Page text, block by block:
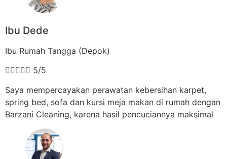
Ibu Dede
Ibu Rumah Tangga (Depok)
 5/5
Saya mempercayakan perawatan kebersihan karpet,
spring bed, sofa dan kursi meja makan di rumah dengan
Barzani Cleaning, karena hasil pencuciannya maksimal